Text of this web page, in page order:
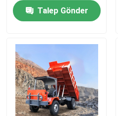
Yeraltı Maden Kamyonu
Paletli Damperli Kamyon
Tekerlek makas kaldırma
Talep Gönder